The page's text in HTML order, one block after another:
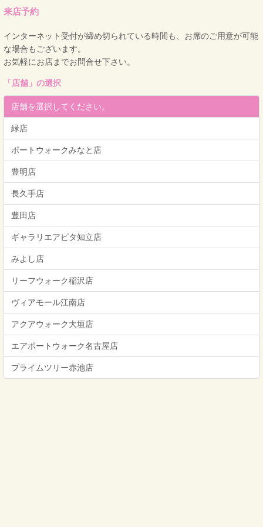
来店予約
インターネット受付が締め切られている時間も、お席のご用意が可能
な場合もございます。
お気軽にお店までお問合せ下さい。
「 店舗 」の選択
店舗を選択してください。
緑店
ポートウォークみなと店
豊明店
長久手店
豊田店
ギャラリエアピタ知立店
みよし店
リーフウォーク稲沢店
ヴィアモール江南店
アクアウォーク大垣店
エアポートウォーク名古屋店
プライムツリー赤池店